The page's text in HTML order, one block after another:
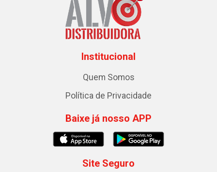
Institucional
Quem Somos
Política de Privacidade
Baixe já nosso APP
Site Seguro